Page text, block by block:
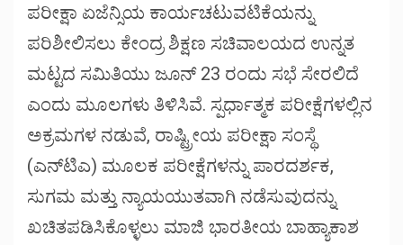
ಪರೀಕ್ಷಾ ಏಜೆನ್ಸಿಯ ಕಾರ್ಯಚಟುವಟಿಕೆಯನ್ನು
ಪರಿಶೀಲಿಸಲು ಕೇಂದ್ರ ಶಿಕ್ಷಣ ಸಚಿವಾಲಯದ ಉನ್ನತ
ಮಟ್ಟದ ಸಮಿತಿಯು ಜೂನ್ 23 ರಂದು ಸಭೆ ಸೇರಲಿದೆ
ಎಂದು ಮೂಲಗಳು ತಿಳಿಸಿವೆ. ಸ್ಪರ್ಧಾತ್ಮಕ ಪರೀಕ್ಷೆಗಳಲ್ಲಿನ
ಅಕ್ರಮಗಳ ನಡುವೆ, ರಾಷ್ಟ್ರೀಯ ಪರೀಕ್ಷಾ ಸಂಸ್ಥೆ
(ಎನ್‌ಟಿಎ) ಮೂಲಕ ಪರೀಕ್ಷೆಗಳನ್ನು ಪಾರದರ್ಶಕ,
ಸುಗಮ ಮತ್ತು ನ್ಯಾಯಯುತವಾಗಿ ನಡೆಸುವುದನ್ನು
ಖಚಿತಪಡಿಸಿಕೊಳ್ಳಲು ಮಾಜಿ ಭಾರತೀಯ ಬಾಹ್ಯಾಕಾಶ